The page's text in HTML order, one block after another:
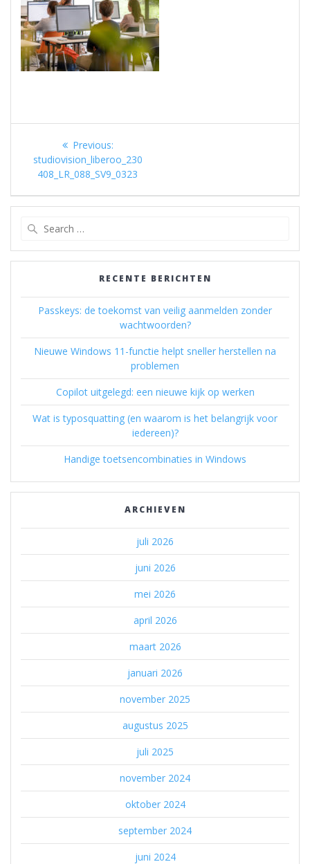
Berichtnavigatie
Previous:Previous
post:
studiovision_liberoo_230
408_LR_088_SV9_0323
RECENTE BERICHTEN
Passkeys: de toekomst van veilig aanmelden zonder
wachtwoorden?
Nieuwe Windows 11-functie helpt sneller herstellen na
problemen
Copilot uitgelegd: een nieuwe kijk op werken
Wat is typosquatting (en waarom is het belangrijk voor
iedereen)?
Handige toetsencombinaties in Windows
ARCHIEVEN
juli 2026
juni 2026
mei 2026
april 2026
maart 2026
januari 2026
november 2025
augustus 2025
juli 2025
november 2024
oktober 2024
september 2024
juni 2024